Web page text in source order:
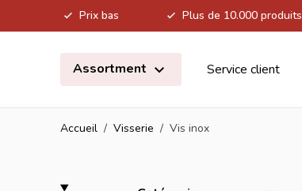
Prix bas Plus de 10.000 produits
Assortment
Service client
Accueil / Visserie / Vis inox